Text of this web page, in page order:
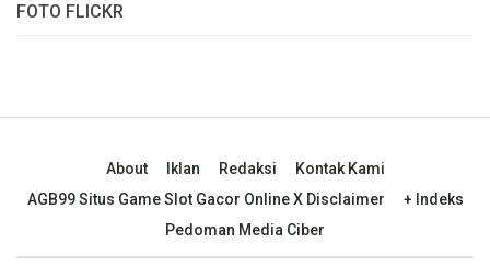
FOTO FLICKR
About Iklan Redaksi
Kontak Kami
AGB99 Situs Game Slot Gacor Online X Disclaimer
+ Indeks
Pedoman Media Ciber